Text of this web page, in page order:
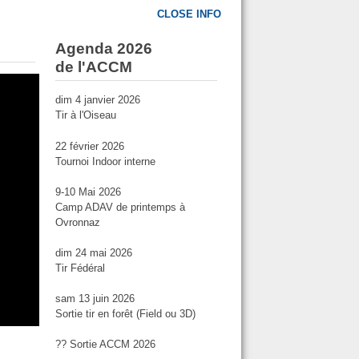
CLOSE INFO
Agenda 2026
de l'ACCM
dim 4 janvier 2026
Tir à l'Oiseau
22 février 2026
Tournoi Indoor interne
9-10 Mai 2026
Camp ADAV de printemps à
Ovronnaz
dim 24 mai 2026
Tir Fédéral
sam 13 juin 2026
Sortie tir en forêt (Field ou 3D)
?? Sortie ACCM 2026